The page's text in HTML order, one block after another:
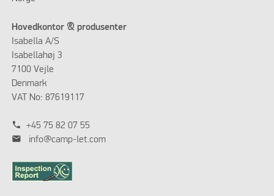
Hovedkontor & produsenter
Isabella A/S
Isabellahøj 3
7100 Vejle
Denmark
VAT No: 87619117
phone +45 75 82 07 55
mail info@camp-let.com